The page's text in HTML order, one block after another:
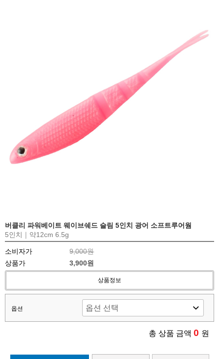
버클리 파워베이트 웨이브쉐드 슬림 5인치 광어 소프트루어웜
5인치｜약12cm 6.5g
소비자가
9,000원
상품가
3,900원
상품정보
옵션
총 상품 금액 0 원